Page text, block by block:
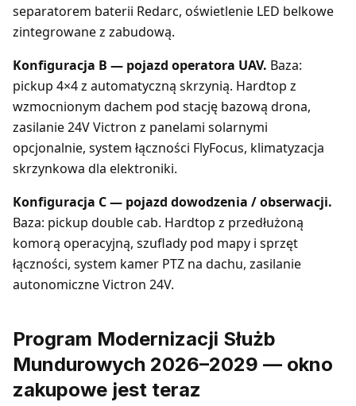
separatorem baterii Redarc, oświetlenie LED belkowe
zintegrowane z zabudową.
Konfiguracja B — pojazd operatora UAV. Baza:
pickup 4×4 z automatyczną skrzynią. Hardtop z
wzmocnionym dachem pod stację bazową drona,
zasilanie 24V Victron z panelami solarnymi
opcjonalnie, system łączności FlyFocus, klimatyzacja
skrzynkowa dla elektroniki.
Konfiguracja C — pojazd dowodzenia / obserwacji.
Baza: pickup double cab. Hardtop z przedłużoną
komorą operacyjną, szuflady pod mapy i sprzęt
łączności, system kamer PTZ na dachu, zasilanie
autonomiczne Victron 24V.
Program Modernizacji Służb
Mundurowych 2026–2029 — okno
zakupowe jest teraz